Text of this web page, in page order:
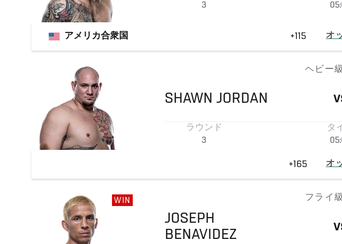
3
アメリカ合衆国 +115 オ
ヘビー
SHAWN JORDAN
ラウンド
3
タ
+165 オ
WIN フライ
JOSEPH
BENAVIDEZ